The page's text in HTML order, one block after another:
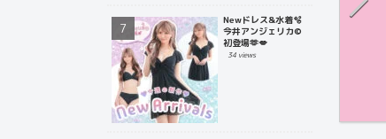
Newドレス&水着🫧
今井アンジェリカ©
初登場🫶💋
34 views